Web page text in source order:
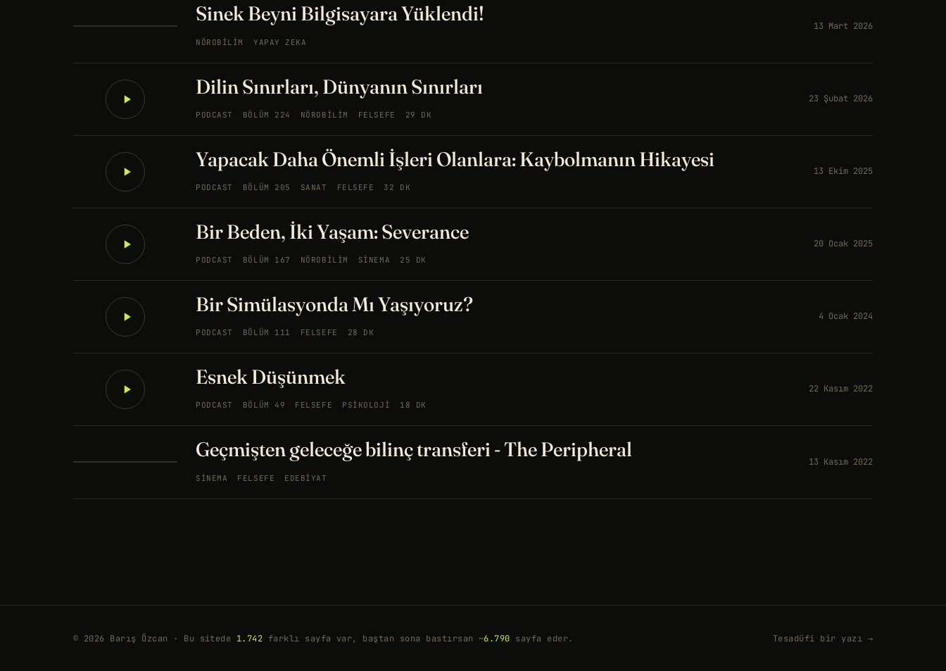
Sinek Beyni Bilgisayara Yüklendi!
NÖROBILIM YAPAY ZEKA
13 Mart 2026
Dilin Sınırları, Dünyanın Sınırları
PODCAST BÖLÜM 224 NÖROBILIM FELSEFE 29 DK
23 Şubat 2026
Yapacak Daha Önemli İşleri Olanlara: Kaybolmanın Hikayesi
PODCAST BÖLÜM 205 SANAT FELSEFE 32 DK
13 Ekim 2025
Bir Beden, İki Yaşam: Severance
PODCAST BÖLÜM 167 NÖROBILIM SINEMA 25 DK
20 Ocak 2025
Bir Simülasyonda Mı Yaşıyoruz?
PODCAST BÖLÜM 111 FELSEFE 28 DK
4 Ocak 2024
Esnek Düşünmek
PODCAST BÖLÜM 49 FELSEFE PSIKOLOJI 18 DK
22 Kasım 2022
Geçmişten geleceğe bilinç transferi - The Peripheral
SINEMA FELSEFE EDEBIYAT
13 Kasım 2022
© 2026 Barış Özcan · Bu sitede 1.742 farklı sayfa var, baştan sona bastırsan ~6.790 sayfa eder. Tesadüfi bir yazı →